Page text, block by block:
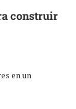
construir
en un